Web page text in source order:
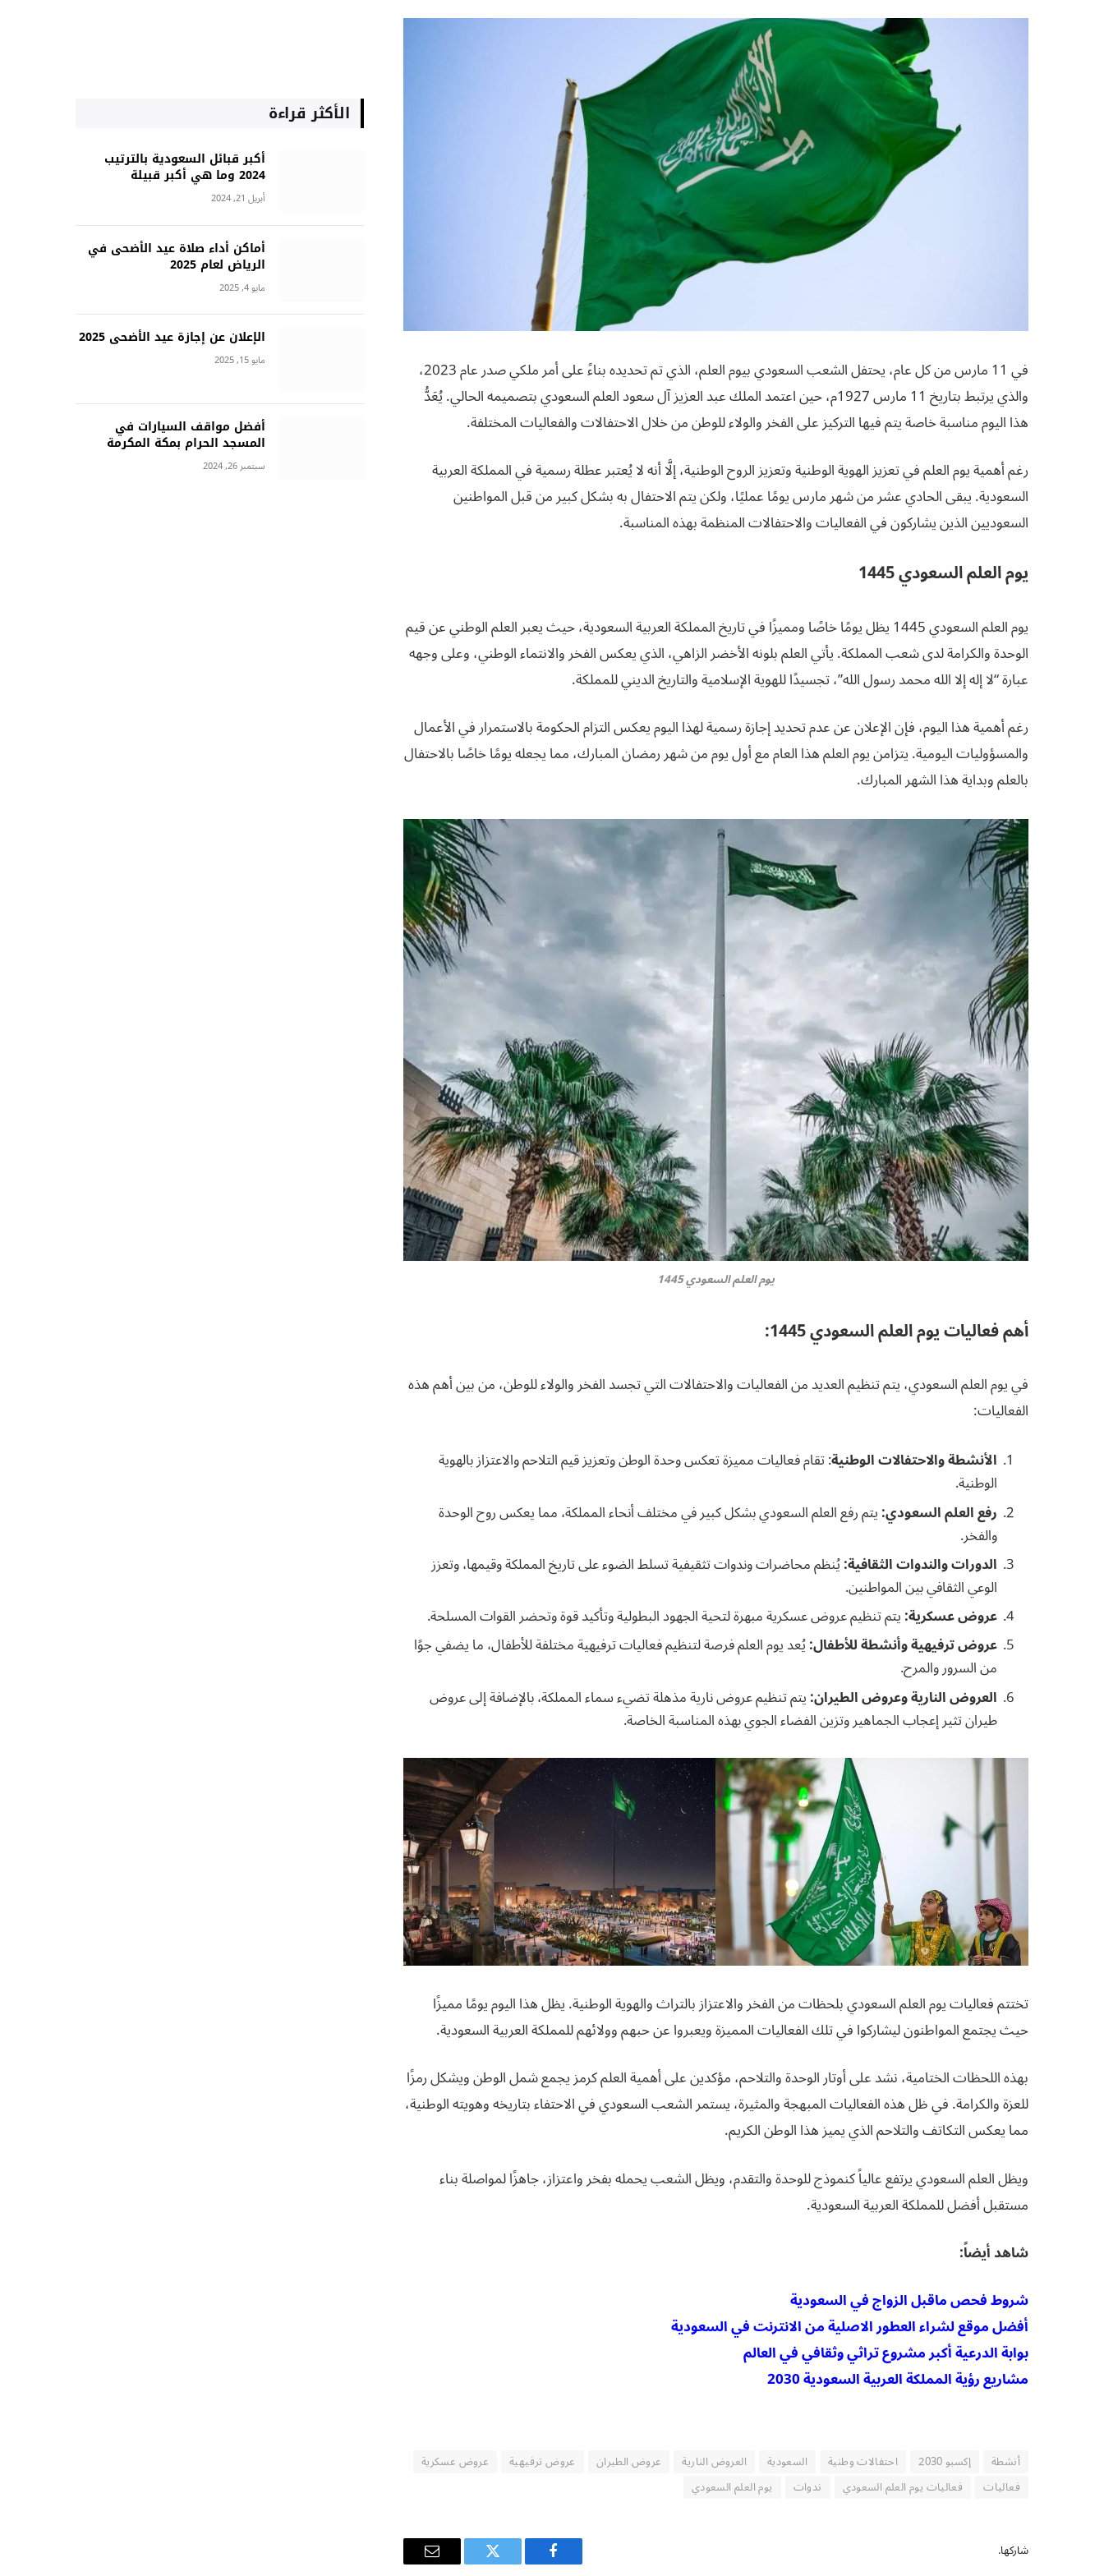
في 11 مارس من كل عام، يحتفل الشعب السعودي بيوم العلم، الذي تم تحديده بناءً على أمر ملكي صدر عام 2023،
والذي يرتبط بتاريخ 11 مارس 1927م، حين اعتمد الملك عبد العزيز آل سعود العلم السعودي بتصميمه الحالي. يُعَدُّ
هذا اليوم مناسبة خاصة يتم فيها التركيز على الفخر والولاء للوطن من خلال الاحتفالات والفعاليات المختلفة.
رغم أهمية يوم العلم في تعزيز الهوية الوطنية وتعزيز الروح الوطنية، إلَّا أنه لا يُعتبر عطلة رسمية في المملكة العربية
السعودية. يبقى الحادي عشر من شهر مارس يومًا عمليًا، ولكن يتم الاحتفال به بشكل كبير من قبل المواطنين
السعوديين الذين يشاركون في الفعاليات والاحتفالات المنظمة بهذه المناسبة.
يوم العلم السعودي 1445
يوم العلم السعودي 1445 يظل يومًا خاصًا ومميزًا في تاريخ المملكة العربية السعودية، حيث يعبر العلم الوطني عن قيم
الوحدة والكرامة لدى شعب المملكة. يأتي العلم بلونه الأخضر الزاهي، الذي يعكس الفخر والانتماء الوطني، وعلى وجهه
عبارة “لا إله إلا الله محمد رسول الله”، تجسيدًا للهوية الإسلامية والتاريخ الديني للمملكة.
رغم أهمية هذا اليوم، فإن الإعلان عن عدم تحديد إجازة رسمية لهذا اليوم يعكس التزام الحكومة بالاستمرار في الأعمال
والمسؤوليات اليومية. يتزامن يوم العلم هذا العام مع أول يوم من شهر رمضان المبارك، مما يجعله يومًا خاصًا بالاحتفال
بالعلم وبداية هذا الشهر المبارك.
يوم العلم السعودي 1445
أهم فعاليات يوم العلم السعودي 1445:
في يوم العلم السعودي، يتم تنظيم العديد من الفعاليات والاحتفالات التي تجسد الفخر والولاء للوطن، من بين أهم هذه
الفعاليات:
الأنشطة والاحتفالات الوطنية: تقام فعاليات مميزة تعكس وحدة الوطن وتعزيز قيم التلاحم والاعتزاز بالهوية
الوطنية.
رفع العلم السعودي:يتم رفع العلم السعودي بشكل كبير في مختلف أنحاء المملكة، مما يعكس روح الوحدة
والفخر.
الدورات والندوات الثقافية:يُنظم محاضرات وندوات تثقيفية تسلط الضوء على تاريخ المملكة وقيمها، وتعزز
الوعي الثقافي بين المواطنين.
عروض عسكرية:يتم تنظيم عروض عسكرية مبهرة لتحية الجهود البطولية وتأكيد قوة وتحضر القوات المسلحة.
عروض ترفيهية وأنشطة للأطفال:يُعد يوم العلم فرصة لتنظيم فعاليات ترفيهية مختلفة للأطفال، ما يضفي جوًا
من السرور والمرح.
العروض النارية وعروض الطيران:يتم تنظيم عروض نارية مذهلة تضيء سماء المملكة، بالإضافة إلى عروض
طيران تثير إعجاب الجماهير وتزين الفضاء الجوي بهذه المناسبة الخاصة.
تختتم فعاليات يوم العلم السعودي بلحظات من الفخر والاعتزاز بالتراث والهوية الوطنية. يظل هذا اليوم يومًا مميزًا
حيث يجتمع المواطنون ليشاركوا في تلك الفعاليات المميزة ويعبروا عن حبهم وولائهم للمملكة العربية السعودية.
بهذه اللحظات الختامية، نشد على أوتار الوحدة والتلاحم، مؤكدين على أهمية العلم كرمز يجمع شمل الوطن ويشكل رمزًا
للعزة والكرامة. في ظل هذه الفعاليات المبهجة والمثيرة، يستمر الشعب السعودي في الاحتفاء بتاريخه وهويته الوطنية،
مما يعكس التكاتف والتلاحم الذي يميز هذا الوطن الكريم.
ويظل العلم السعودي يرتفع عالياً كنموذج للوحدة والتقدم، ويظل الشعب يحمله بفخر واعتزاز، جاهزًا لمواصلة بناء
مستقبل أفضل للمملكة العربية السعودية.
شاهد أيضاً:
شروط فحص ماقبل الزواج في السعودية
أفضل موقع لشراء العطور الاصلية من الانترنت في السعودية
بوابة الدرعية أكبر مشروع تراثي وثقافي في العالم
مشاريع رؤية المملكة العربية السعودية 2030
أنشطة إكسبو 2030 احتفالات وطنية السعودية العروض النارية عروض الطيران عروض ترفيهية
عروض عسكرية
فعاليات
فعاليات يوم العلم السعودي ندوات يوم العلم السعودي
شاركها.
فيسبوك تويتر البريد
الأكثر قراءة
أكبر قبائل السعودية بالترتيب
2024 وما هي أكبر قبيلة
أبريل 21, 2024
أماكن أداء صلاة عيد الأضحى في
الرياض لعام 2025
مايو 4, 2025
الإعلان عن إجازة عيد الأضحى 2025
مايو 15, 2025
أفضل مواقف السيارات في
المسجد الحرام بمكة المكرمة
سبتمبر 26, 2024